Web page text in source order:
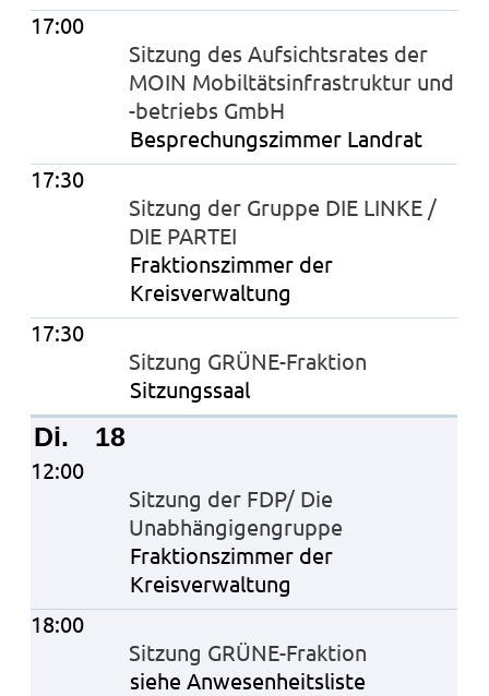
17:00
Sitzung des Aufsichtsrates der
MOIN Mobiltätsinfrastruktur und
-betriebs GmbH
Besprechungszimmer Landrat
17:30
Sitzung der Gruppe DIE LINKE /
DIE PARTEI
Fraktionszimmer der
Kreisverwaltung
17:30
Sitzung GRÜNE-Fraktion
Sitzungssaal
Di. 18
12:00
Sitzung der FDP/ Die
Unabhängigengruppe
Fraktionszimmer der
Kreisverwaltung
18:00
Sitzung GRÜNE-Fraktion
siehe Anwesenheitsliste